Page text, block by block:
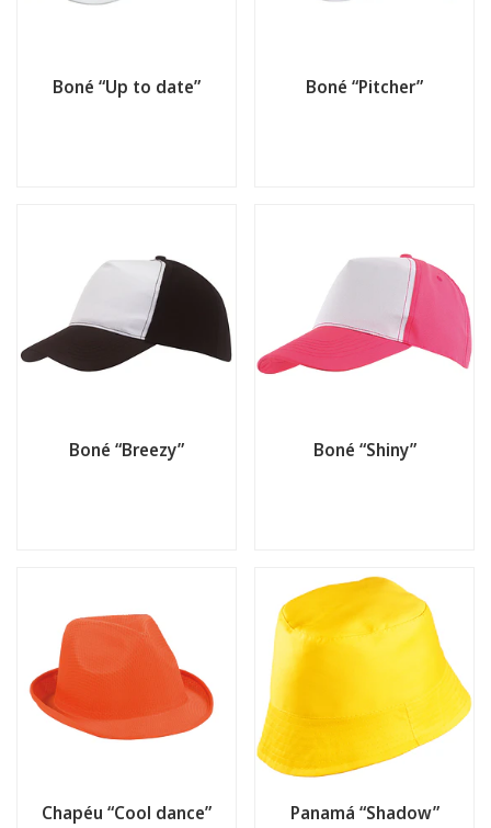
Boné “Up to date” Boné “Pitcher”
Boné “Breezy” Boné “Shiny”
Chapéu “Cool dance” Panamá “Shadow”